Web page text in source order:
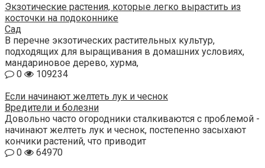
Экзотические растения, которые легко вырастить из
косточки на подоконнике
Сад
В перечне экзотических растительных культур,
подходящих для выращивания в домашних условиях,
мандариновое дерево, хурма,
0
109234
Если начинают желтеть лук и чеснок
Вредители и болезни
Довольно часто огородники сталкиваются с проблемой -
начинают желтеть лук и чеснок, постепенно засыхают
кончики растений, что приводит
0
64970